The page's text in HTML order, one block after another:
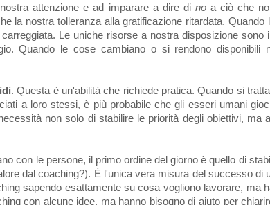
attenzione e ad imparare a dire di noa ciò che
la nostra tolleranza alla gratificazione ritardata.
Le uniche risorse a nostra disposizione
Quando le cose cambiano o si rendono disponibili
. Questa è un'abilità che richiede pratica. Quando si
a loro stessi, è più probabile che gli esseri umani
non solo di stabilire le priorità degli obiettivi,
con le persone, il primo ordine del giorno è quello di
dal coaching?). È l'unica vera misura del successo
sapendo esattamente su cosa vogliono lavorare, ma
con alcune idee, ma hanno bisogno di aiuto per